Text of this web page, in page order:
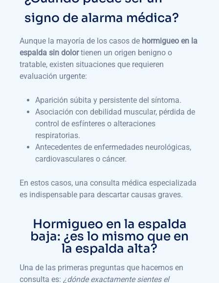
signo de alarma médica?
Aunque la mayoría de los casos de hormigueo en la
espalda sin dolortienen un origen benigno o
tratable, existen situaciones que requieren
evaluación urgente:
Aparición súbita y persistente del síntoma.
Asociación con debilidad muscular, pérdida de
control de esfínteres o alteraciones
respiratorias.
Antecedentes de enfermedades neurológicas,
cardiovasculares o cáncer.
En estos casos, una consulta médica especializada
es indispensable para descartar causas graves.
Hormigueo en la espalda
baja: ¿es lo mismo que en
la espalda alta?
Una de las primeras preguntas que hacemos en
consulta es: ¿dónde exactamente sientes el